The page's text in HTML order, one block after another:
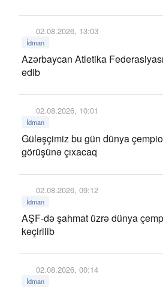
02.08.2026, 13:03
İdman
Azərbaycan Atletika
edib
02.08.2026, 10:01
İdman
Güləşçimiz bu gün dünya
görüşünə çıxacaq
02.08.2026, 09:12
İdman
AŞF-də şahmat üzrə dünya
keçirilib
02.08.2026, 00:14
İdman